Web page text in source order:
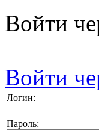
Войти
Войти
Логин:
Пароль: